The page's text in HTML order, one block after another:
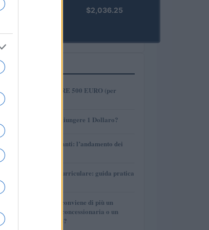
PRIME)
$2,036.25
PIÙ LETTI
1
COME INVESTIRE 500 EURO (per
2 AMP: Potrà Raggiungere 1 Dollaro?
3
Petrolio e carburanti: l’andamento dei
4
Tirocinio extra-curriculare: guida pratica
Per le auto usate conviene di più un
finanziamento in concessionaria o un
prestito personale?